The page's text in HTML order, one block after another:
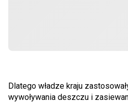
Dlatego władze kraju
wywoływania deszczu i